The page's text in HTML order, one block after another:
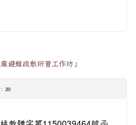
避難疏散研習工作坊」
20